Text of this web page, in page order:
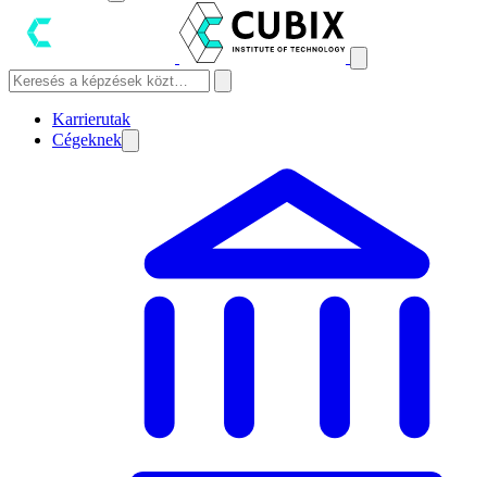
Karrierutak
Cégeknek